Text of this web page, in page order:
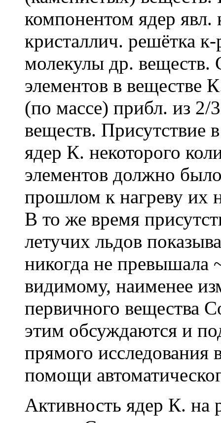
компонентом ядер явл.
кристаллич. решётка
молекулы др.
элементов в веществе
(по массе) прибл. из 2/
веществ. Присутствие
ядер К. некоторого
элементов должно
прошлом к нагреву их
В то же время
летучих льдов
никогда не превышала
видимому, наименее
первичного вещества
этим обсуждаются и
прямого исследования
помощи
Активность ядер К. на